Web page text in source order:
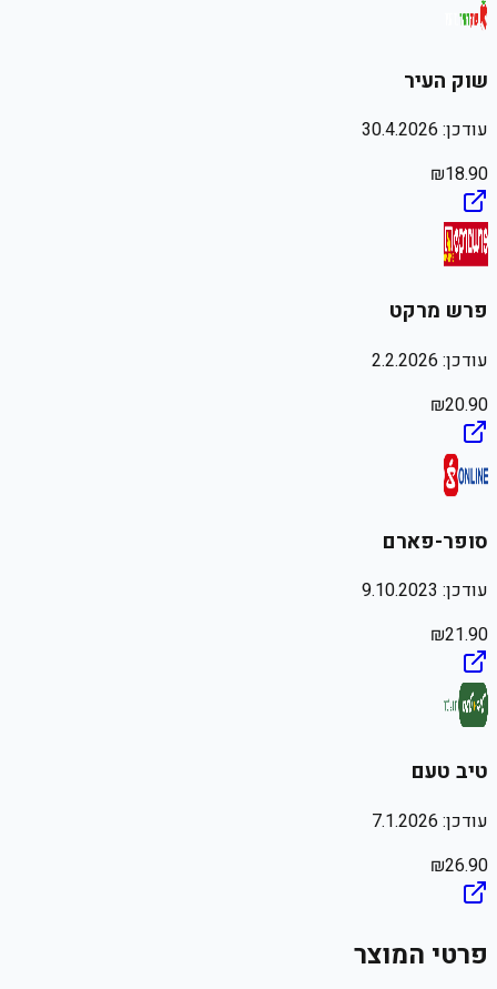
שוק העיר
עודכן: 30.4.2026
₪18.90
פרש מרקט
עודכן: 2.2.2026
₪20.90
סופר-פארם
עודכן: 9.10.2023
₪21.90
טיב טעם
עודכן: 7.1.2026
₪26.90
פרטי המוצר